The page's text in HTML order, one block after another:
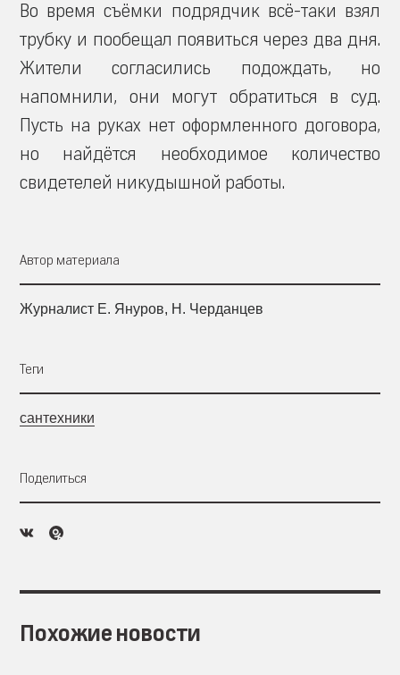
Во время съёмки подрядчик всё-таки взял
трубку и пообещал появиться через два дня.
Жители согласились подождать, но
напомнили, они могут обратиться в суд.
Пусть на руках нет оформленного договора,
но найдётся необходимое количество
свидетелей никудышной работы.
Автор материала
Журналист Е. Януров, Н. Черданцев
Теги
сантехники
Поделиться
Похожие новости